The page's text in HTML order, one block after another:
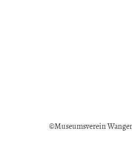
©Museumsverein